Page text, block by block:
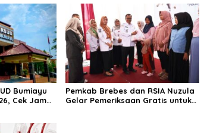
Bumiayu
Cek Jam
Pemkab Brebes dan RSIA Nuzula
Gelar Pemeriksaan Gratis untuk